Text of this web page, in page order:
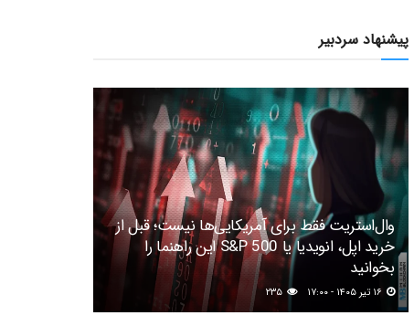
پیشنهاد سردبیر
وال‌استریت فقط برای آمریکایی‌ها نیست؛ قبل از
خرید اپل، انویدیا یا S&P 500 این راهنما را
بخوانید